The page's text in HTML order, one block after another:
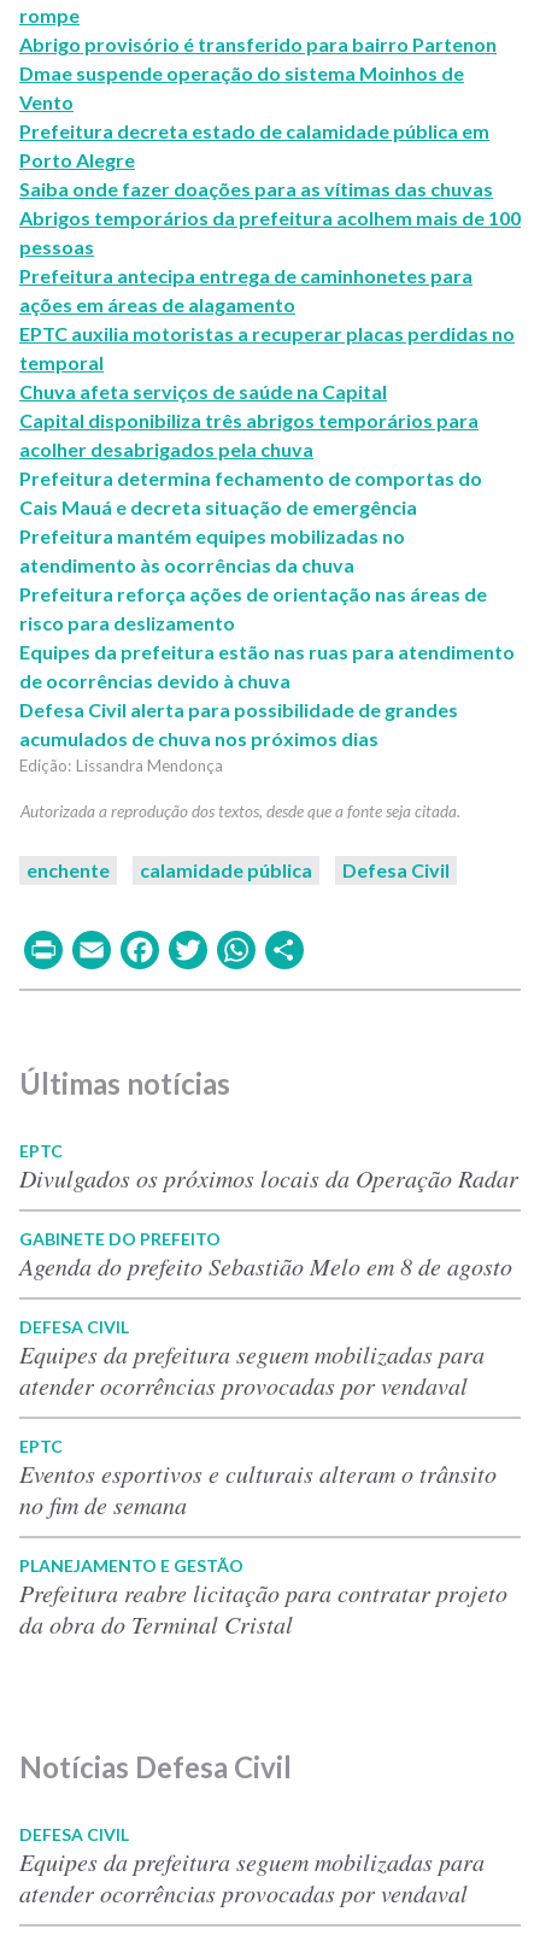
rompe
Abrigo provisório é transferido para bairro Partenon
Dmae suspende operação do sistema Moinhos de
Vento
Prefeitura decreta estado de calamidade pública em
Porto Alegre
Saiba onde fazer doações para as vítimas das chuvas
Abrigos temporários da prefeitura acolhem mais de 100
pessoas
Prefeitura antecipa entrega de caminhonetes para
ações em áreas de alagamento
EPTC auxilia motoristas a recuperar placas perdidas no
temporal
Chuva afeta serviços de saúde na Capital
Capital disponibiliza três abrigos temporários para
acolher desabrigados pela chuva
Prefeitura determina fechamento de comportas do
Cais Mauá e decreta situação de emergência
Prefeitura mantém equipes mobilizadas no
atendimento às ocorrências da chuva
Prefeitura reforça ações de orientação nas áreas de
risco para deslizamento
Equipes da prefeitura estão nas ruas para atendimento
de ocorrências devido à chuva
Defesa Civil alerta para possibilidade de grandes
acumulados de chuva nos próximos dias
Lissandra Mendonça
enchente calamidade pública Defesa Civil
PrintEmailFacebook
TwitterWhatsApp
Últimas notícias
EPTC
Divulgados os próximos locais da Operação Radar
GABINETE DO PREFEITO
Agenda do prefeito Sebastião Melo em 8 de agosto
DEFESA CIVIL
Equipes da prefeitura seguem mobilizadas para
atender ocorrências provocadas por vendaval
EPTC
Eventos esportivos e culturais alteram o trânsito
no fim de semana
PLANEJAMENTO E GESTÃO
Prefeitura reabre licitação para contratar projeto
da obra do Terminal Cristal
Notícias Defesa Civil
DEFESA CIVIL
Equipes da prefeitura seguem mobilizadas para
atender ocorrências provocadas por vendaval